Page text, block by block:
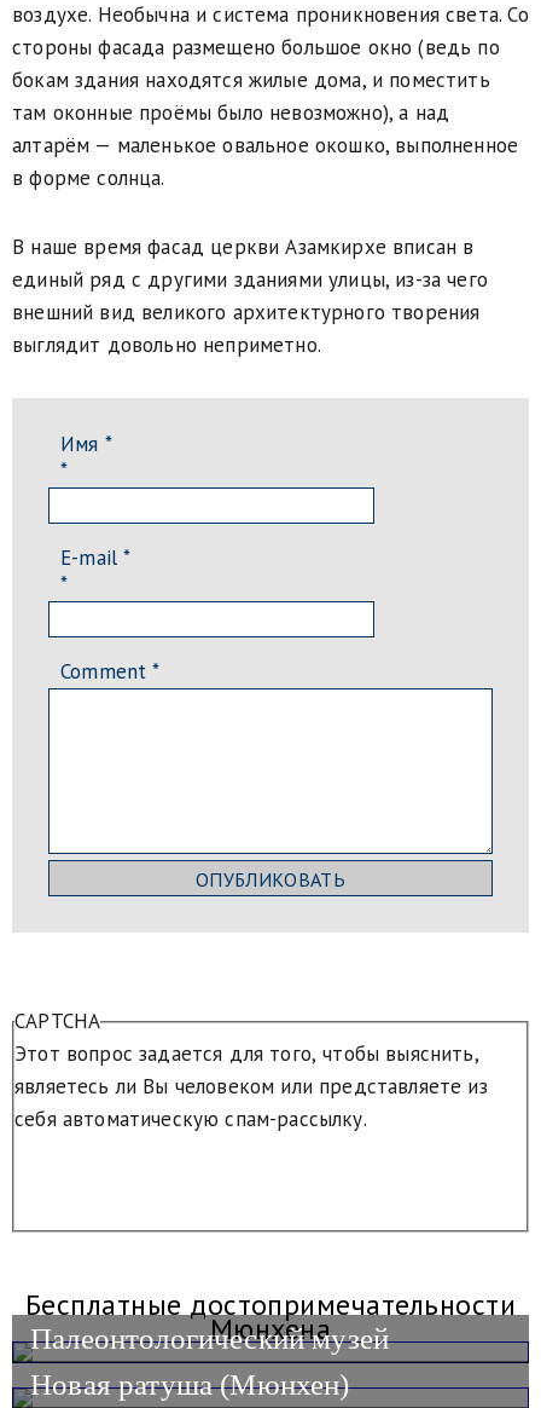
воздухе. Необычна и система проникновения света. Со
стороны фасада размещено большое окно (ведь по
бокам здания находятся жилые дома, и поместить
там оконные проёмы было невозможно), а над
алтарём — маленькое овальное окошко, выполненное
в форме солнца.
В наше время фасад церкви Азамкирхе вписан в
единый ряд с другими зданиями улицы, из-за чего
внешний вид великого архитектурного творения
выглядит довольно неприметно.
Имя *
*
E-mail *
*
Comment*
CAPTCHA
Этот вопрос задается для того, чтобы выяснить,
являетесь ли Вы человеком или представляете из
себя автоматическую спам-рассылку.
Бесплатные достопримечательности
Мюнхена
Палеонтологический музей
Новая ратуша (Мюнхен)